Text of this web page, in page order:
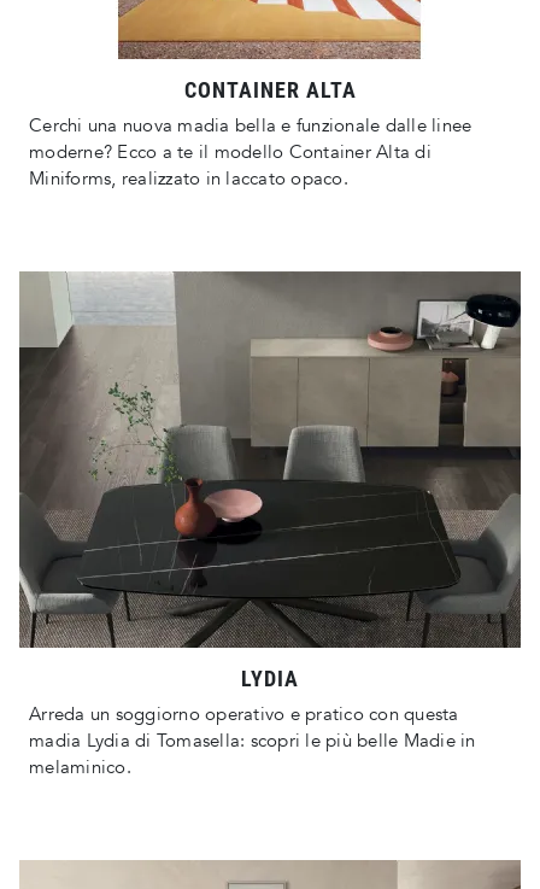
CONTAINER ALTA
Cerchi una nuova madia bella e funzionale dalle linee
moderne? Ecco a te il modello Container Alta di
Miniforms, realizzato in laccato opaco.
LYDIA
Arreda un soggiorno operativo e pratico con questa
madia Lydia di Tomasella: scopri le più belle Madie in
melaminico.